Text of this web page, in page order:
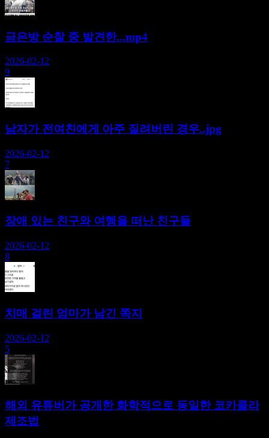
금은방 순찰 중 발견한...mp4
2026-02-12
9
남자가 전여친에게 아주 질려버린 경우..jpg
2026-02-12
7
장애 있는 친구와 여행을 떠난 친구들
2026-02-12
8
치매 걸린 엄마가 남긴 쪽지
2026-02-12
5
해외 유튜버가 공개한 화학적으로 동일한 코카콜라
제조법